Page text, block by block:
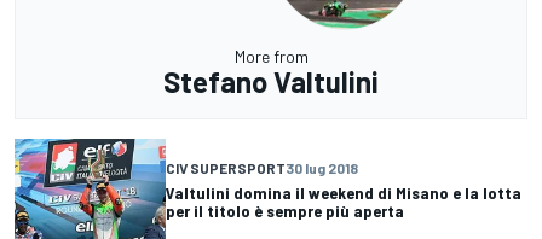
More from
Stefano Valtulini
CIV SUPERSPORT30 lug 2018
Valtulini domina il weekend di Misano e la lotta
per il titolo è sempre più aperta